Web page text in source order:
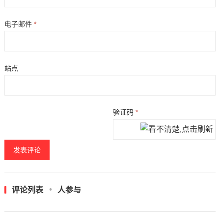
电子邮件 *
站点
验证码*
评论列表 人参与